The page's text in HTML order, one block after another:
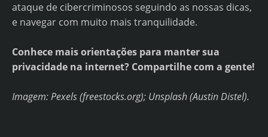
ataque de cibercriminosos seguindo as nossas dicas,
e navegar com muito mais tranquilidade.
Conhece mais orientações para manter sua
privacidade na internet? Compartilhe com a gente!
Imagem: Pexels (freestocks.org); Unsplash (Austin Distel).